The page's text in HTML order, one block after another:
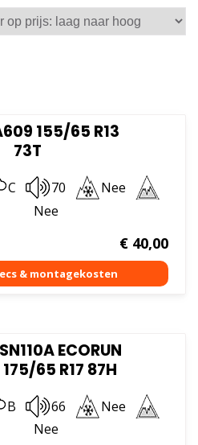
155/65 R13
73T
C 70
Nee
Nee
€40,00
ECORUN
65 R17 87H
B 66
Nee
Nee